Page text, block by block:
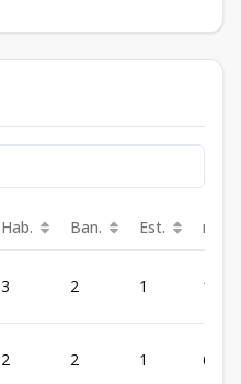
Hab. Ban. Est. m²
3 2 1 105
2 2 1 69